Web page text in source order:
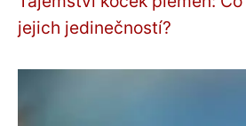
jejich jedinečností?